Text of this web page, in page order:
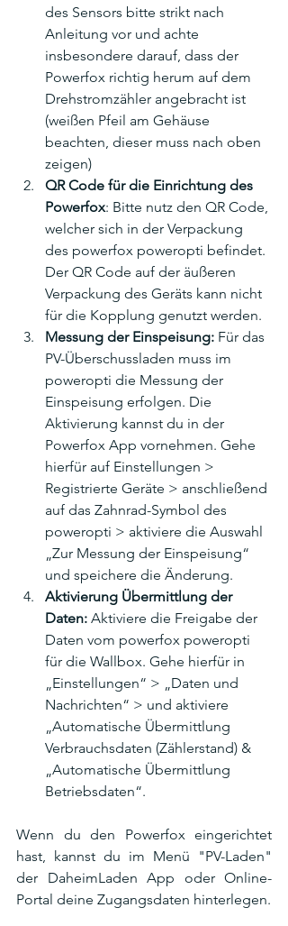
des Sensors bitte strikt nach
Anleitung vor und achte
insbesondere darauf, dass der
Powerfox richtig herum auf dem
Drehstromzähler angebracht ist
(weißen Pfeil am Gehäuse
beachten, dieser muss nach oben
zeigen)
QR Code für die Einrichtung des
Powerfox: Bitte nutz den QR Code,
welcher sich in der Verpackung
des powerfox poweropti befindet.
Der QR Code auf der äußeren
Verpackung des Geräts kann nicht
für die Kopplung genutzt werden.
Messung der Einspeisung: Für das
PV-Überschussladen muss im
poweropti die Messung der
Einspeisung erfolgen. Die
Aktivierung kannst du in der
Powerfox App vornehmen. Gehe
hierfür auf Einstellungen >
Registrierte Geräte > anschließend
auf das Zahnrad-Symbol des
poweropti > aktiviere die Auswahl
„Zur Messung der Einspeisung“
und speichere die Änderung.
Aktivierung Übermittlung der
Daten: Aktiviere die Freigabe der
Daten vom powerfox poweropti
für die Wallbox. Gehe hierfür in
„Einstellungen“ > „Daten und
Nachrichten“ > und aktiviere
„Automatische Übermittlung
Verbrauchsdaten (Zählerstand) &
„Automatische Übermittlung
Betriebsdaten“.
Wenn du den Powerfox eingerichtet
hast, kannst du im Menü "PV-Laden"
der DaheimLaden App oder Online-